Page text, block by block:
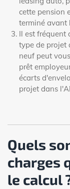
cette pension
terminé avant
Il est fréquent
type de projet
neuf peut
prêt
écarts
projet dans
Quels
charges
le calcul